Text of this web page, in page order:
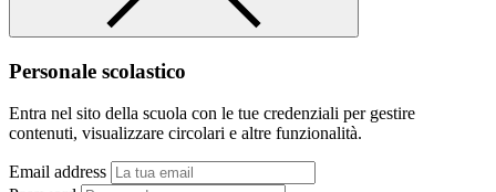
Personale scolastico
Entra nel sito della scuola con le tue credenziali per gestire
contenuti, visualizzare circolari e altre funzionalità.
Email address